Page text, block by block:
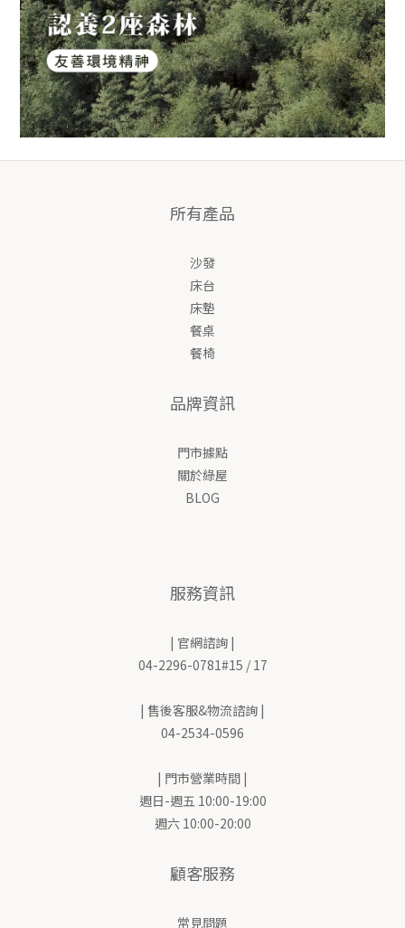
所有產品
沙發
床台
床墊
餐桌
餐椅
品牌資訊
門市據點
關於綠屋
BLOG
服務資訊
| 官網諮詢 |
04-2296-0781#15 / 17
| 售後客服&物流諮詢 |
04-2534-0596
| 門市營業時間 |
週日-週五 10:00-19:00
週六 10:00-20:00
顧客服務
常見問題